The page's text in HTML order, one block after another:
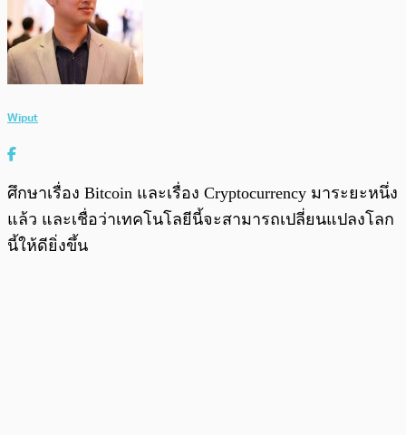
Wiput
ศึกษาเรื่อง Bitcoin และเรื่อง Cryptocurrency มาระยะหนึ่ง
แล้ว และเชื่อว่าเทคโนโลยีนี้จะสามารถเปลี่ยนแปลงโลก
นี้ให้ดียิ่งขึ้น